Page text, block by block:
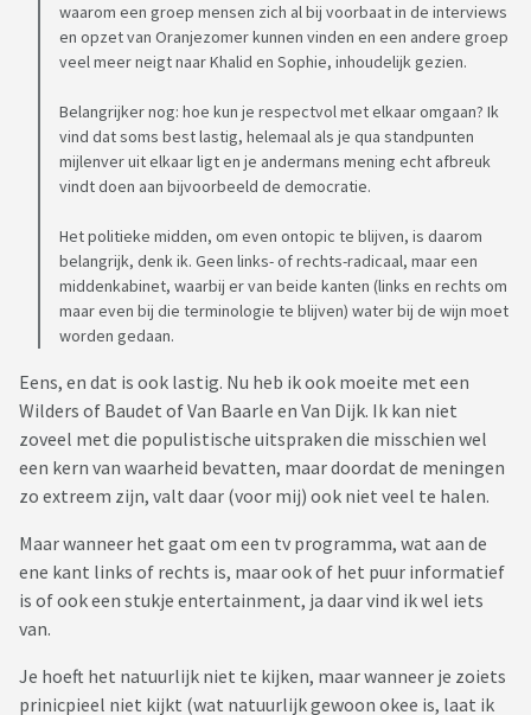
waarom een groep mensen zich al bij voorbaat in de interviews
en opzet van Oranjezomer kunnen vinden en een andere groep
veel meer neigt naar Khalid en Sophie, inhoudelijk gezien.
Belangrijker nog: hoe kun je respectvol met elkaar omgaan? Ik
vind dat soms best lastig, helemaal als je qua standpunten
mijlenver uit elkaar ligt en je andermans mening echt afbreuk
vindt doen aan bijvoorbeeld de democratie.
Het politieke midden, om even ontopic te blijven, is daarom
belangrijk, denk ik. Geen links- of rechts-radicaal, maar een
middenkabinet, waarbij er van beide kanten (links en rechts om
maar even bij die terminologie te blijven) water bij de wijn moet
worden gedaan.
Eens, en dat is ook lastig. Nu heb ik ook moeite met een
Wilders of Baudet of Van Baarle en Van Dijk. Ik kan niet
zoveel met die populistische uitspraken die misschien wel
een kern van waarheid bevatten, maar doordat de meningen
zo extreem zijn, valt daar (voor mij) ook niet veel te halen.
Maar wanneer het gaat om een tv programma, wat aan de
ene kant links of rechts is, maar ook of het puur informatief
is of ook een stukje entertainment, ja daar vind ik wel iets
van.
Je hoeft het natuurlijk niet te kijken, maar wanneer je zoiets
prinicpieel niet kijkt (wat natuurlijk gewoon okee is, laat ik